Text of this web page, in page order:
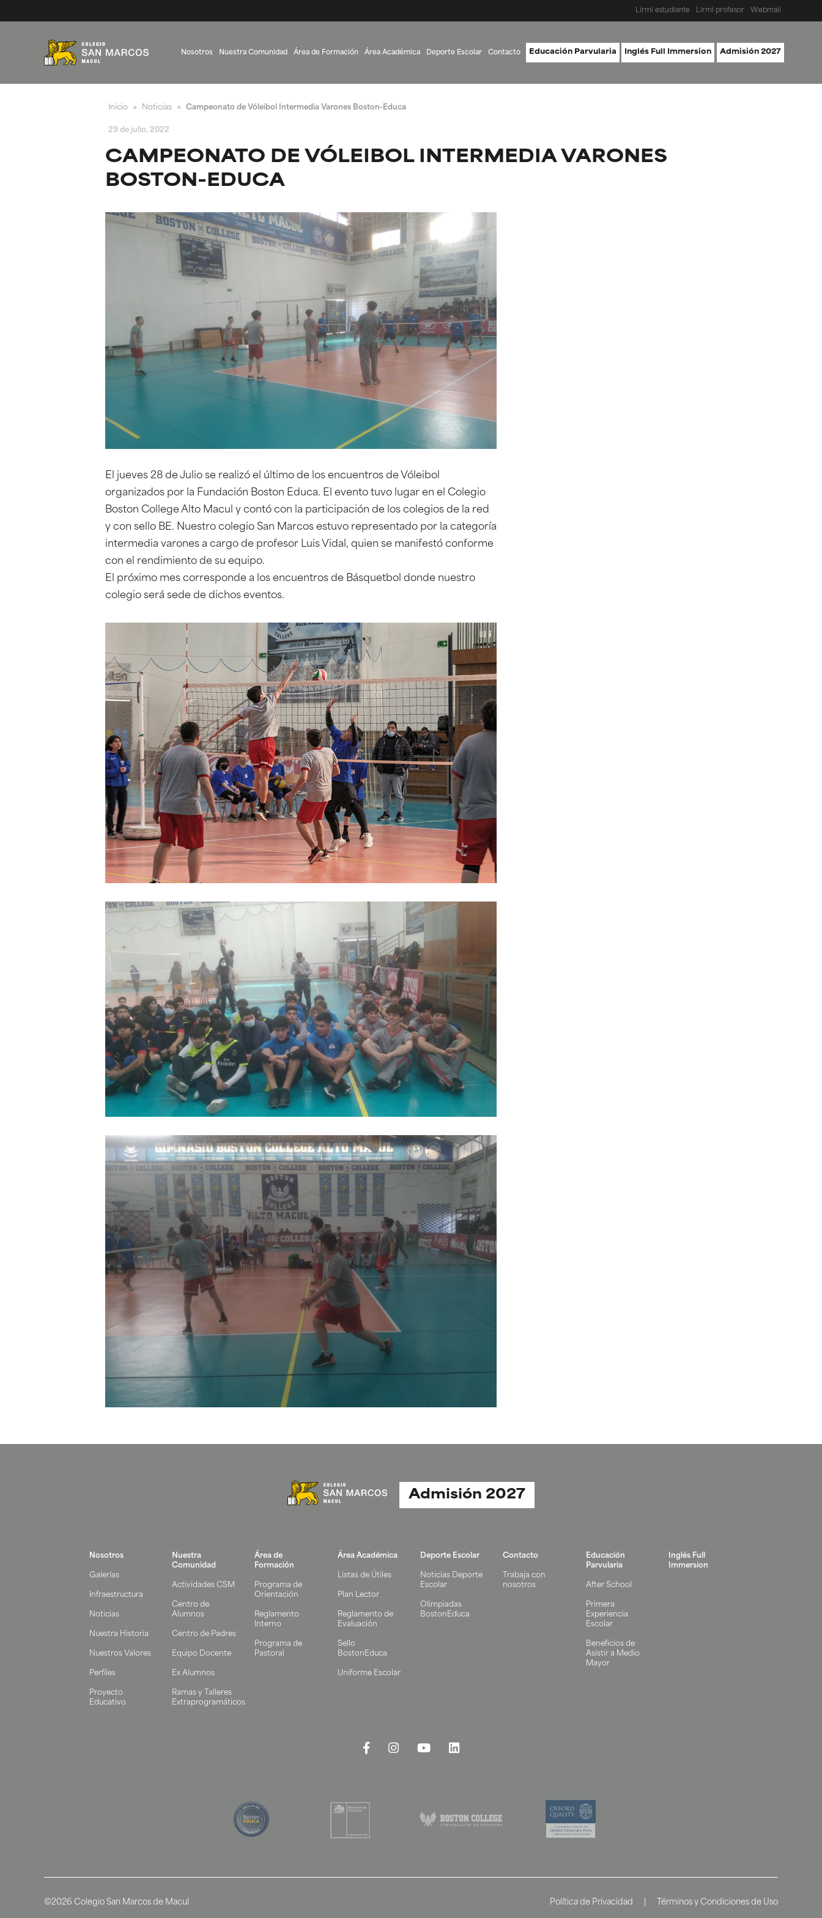
Lirmi estudiante Lirmi profesor Webmail
Nosotros Nuestra Comunidad Área de Formación Área Académica Deporte Escolar Contacto Educación Parvularia Inglés Full Immersion Admisión 2027
Inicio » Noticias » Campeonato de Vóleibol Intermedia Varones Boston-Educa
29 de julio, 2022
CAMPEONATO DE VÓLEIBOL INTERMEDIA VARONES
BOSTON-EDUCA
El jueves 28 de Julio se realizó el último de los encuentros de Vóleibol
organizados por la Fundación Boston Educa. El evento tuvo lugar en el Colegio
Boston College Alto Macul y contó con la participación de los colegios de la red
y con sello BE. Nuestro colegio San Marcos estuvo representado por la categoría
intermedia varones a cargo de profesor Luis Vidal, quien se manifestó conforme
con el rendimiento de su equipo.
El próximo mes corresponde a los encuentros de Básquetbol donde nuestro
colegio será sede de dichos eventos.
Admisión 2027
Nosotros
Galerías
Infraestructura
Noticias
Nuestra Historia
Nuestros Valores
Perfiles
Proyecto
Educativo
Nuestra
Comunidad
Actividades CSM
Centro de
Alumnos
Centro de Padres
Equipo Docente
Ex Alumnos
Ramas y Talleres
Extraprogramáticos
Área de
Formación
Programa de
Orientación
Reglamento
Interno
Programa de
Pastoral
Área Académica
Listas de Útiles
Plan Lector
Reglamento de
Evaluación
Sello
BostonEduca
Uniforme Escolar
Deporte Escolar
Noticias Deporte
Escolar
Olimpiadas
BostonEduca
Contacto
Trabaja con
nosotros
Educación
Parvularia
After School
Primera
Experiencia
Escolar
Beneficios de
Asistir a Medio
Mayor
Inglés Full
Immersion
©2026 Colegio San Marcos de Macul Política de Privacidad Términos y Condiciones de Uso